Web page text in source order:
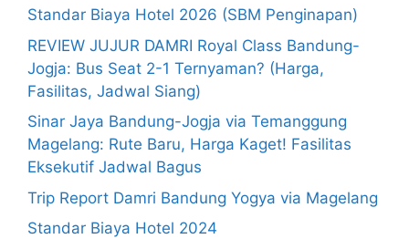
Standar Biaya Hotel 2026 (SBM Penginapan)
REVIEW JUJUR DAMRI Royal Class Bandung-
Jogja: Bus Seat 2-1 Ternyaman? (Harga,
Fasilitas, Jadwal Siang)
Sinar Jaya Bandung-Jogja via Temanggung
Magelang: Rute Baru, Harga Kaget! Fasilitas
Eksekutif Jadwal Bagus
Trip Report Damri Bandung Yogya via Magelang
Standar Biaya Hotel 2024